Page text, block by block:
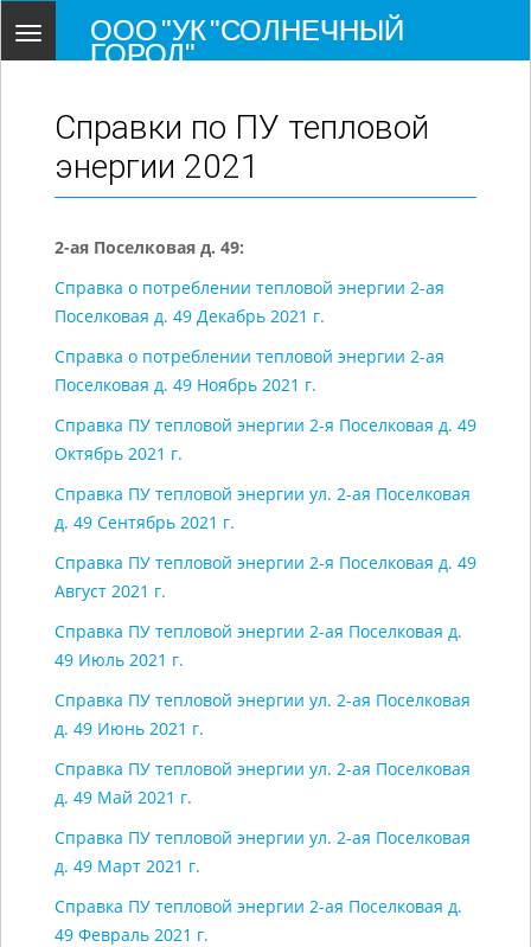
Toggle
navigation
ООО "УК "СОЛНЕЧНЫЙ
ГОРОД"
Справки по ПУ тепловой
энергии 2021
2-ая Поселковая д. 49:
Справка о потреблении тепловой энергии 2-ая
Поселковая д. 49 Декабрь 2021 г.
Справка о потреблении тепловой энергии 2-ая
Поселковая д. 49 Ноябрь 2021 г.
Справка ПУ тепловой энергии 2-я Поселковая д. 49
Октябрь 2021 г.
Справка ПУ тепловой энергии ул. 2-ая Поселковая
д. 49 Сентябрь 2021 г.
Справка ПУ тепловой энергии 2-я Поселковая д. 49
Август 2021 г.
Справка ПУ тепловой энергии 2-ая Поселковая д.
49 Июль 2021 г.
Справка ПУ тепловой энергии ул. 2-ая Поселковая
д. 49 Июнь 2021 г.
Справка ПУ тепловой энергии ул. 2-ая Поселковая
д. 49 Май 2021 г.
Справка ПУ тепловой энергии ул. 2-ая Поселковая
д. 49 Март 2021 г.
Справка ПУ тепловой энергии 2-ая Поселковая д.
49 Февраль 2021 г.